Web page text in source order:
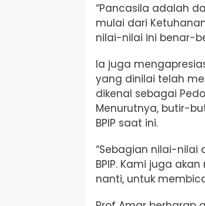
“Pancasila adalah
mulai dari
nilai-nilai ini benar-
Ia juga
yang dinilai telah
dikenal sebagai
Menurutnya, butir-
BPIP saat ini.
“Sebagian nilai-nilai
BPIP. Kami juga
nanti, untuk